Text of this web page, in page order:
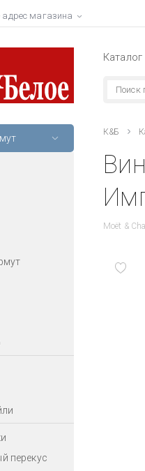
адрес магазина
Каталог
перекус
К&Б
Moët &